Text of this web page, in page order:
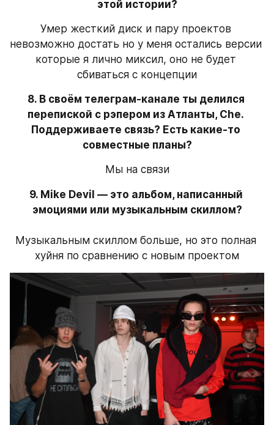
этой истории?
Умер жесткий диск и пару проектов
невозможно достать но у меня остались версии
которые я лично миксил, оно не будет
сбиваться с концепции
8. В своём телеграм-канале ты делился
перепиской с рэпером из Атланты, Che.
Поддерживаете связь? Есть какие-то
совместные планы?
Мы на связи
9. Mike Devil — это альбом, написанный
эмоциями или музыкальным скиллом?
Музыкальным скиллом больше, но это полная
хуйня по сравнению с новым проектом